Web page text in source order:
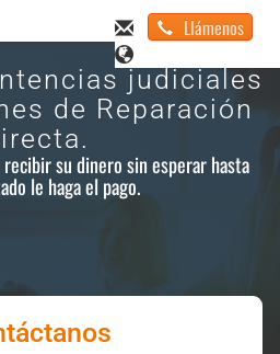
Llámenos
judiciales
de Reparación
su dinero sin esperar hasta
le haga el pago.